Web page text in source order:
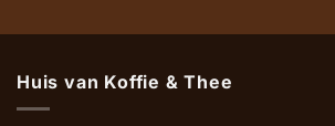
Huis van Koffie & Thee